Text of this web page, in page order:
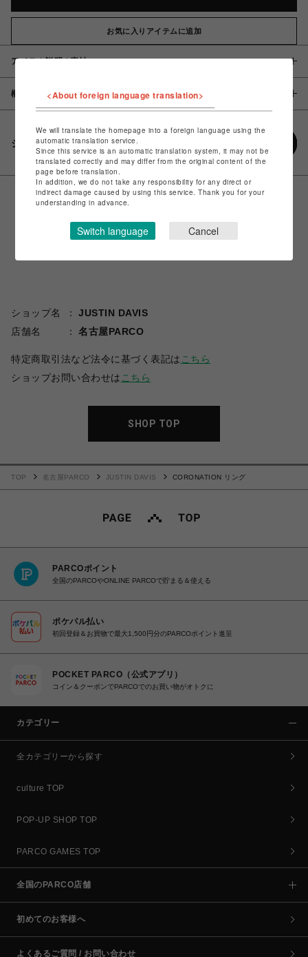
お気に入りアイテムに追加
アイテム説明 / 素材
概要
シェアする
ショップ名
JUSTIN DAVIS
店舗名
名古屋PARCO
特定商取引法など法令に基づく表記は こちら
ショップお問い合わせは こちら
SHOP TOP
TOP 名古屋PARCO JUSTIN DAVIS CORONATION リング
PARCOポイント
全国のPARCOやONLINE PARCOで貯まる＆使える
ポケパル払い
初回登録＆お買物で最大1,500円分のPARCOポイント進呈
POCKET PARCO（公式アプリ）
コイン＆クーポンでPARCOでのお買い物がオトクに
カテゴリー
全カテゴリーから探す
culture TOP
POP-UP SHOP TOP
PARCO GAMES TOP
全国のPARCO店舗
初めてのお客様へ
よくあるご質問 / お問い合わせ
<About foreign language translation>
We will translate the homepage into a foreign language using the
automatic translation service.
Since this service is an automatic translation system, it may not be
translated correctly and may differ from the original content of the
page before translation.
In addition, we do not take any responsibility for any direct or
indirect damage caused by using this service. Thank you for your
understanding in advance.
Switch language Cancel